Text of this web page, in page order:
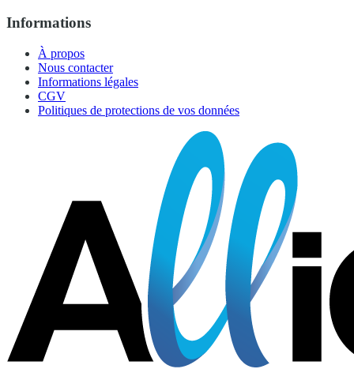
Informations
À propos
Nous contacter
Informations légales
CGV
Politiques de protections de vos données